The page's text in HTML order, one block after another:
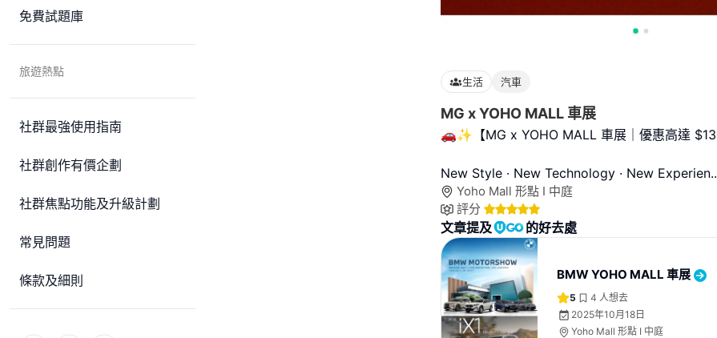
免費試題庫
旅遊熱點
社群最強使用指南
社群創作有價企劃
社群焦點功能及升級計劃
常見問題
條款及細則
生活 汽車
MG x YOHO MALL 車展
🚗✨【MG x YOHO MALL 車展｜優惠高達
New Style · New Technology · New Experien
Yoho Mall 形點 I 中庭
評分
文章提及 的好去處
BMW YOHO MALL 車展
5 4 人想去
2025年10月18日
Yoho Mall 形點 I 中庭